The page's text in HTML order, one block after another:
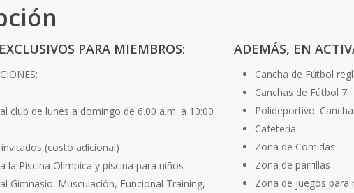
PARA MIEMBROS:
club de lunes a domingo de 6.00 a.m. a 10:00
(costo adicional)
la Piscina Olímpica y piscina para niños
Gimnasio: Musculación, Funcional Training,
ADEMÁS, EN
Cancha de Fútbol
Canchas de Fútbol 7
Polideportivo:
Cafetería
Zona de Comidas
Zona de parrillas
Zona de juegos para